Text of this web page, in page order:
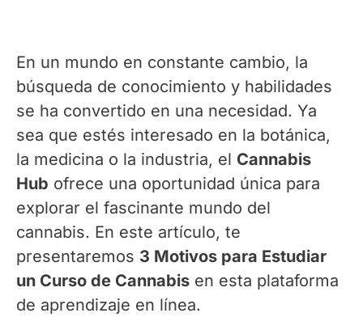
En un mundo en constante cambio, la
búsqueda de conocimiento y habilidades
se ha convertido en una necesidad. Ya
sea que estés interesado en la botánica,
la medicina o la industria, el Cannabis
Hub ofrece una oportunidad única para
explorar el fascinante mundo del
cannabis. En este artículo, te
presentaremos 3 Motivos para Estudiar
un Curso de Cannabis en esta plataforma
de aprendizaje en línea.